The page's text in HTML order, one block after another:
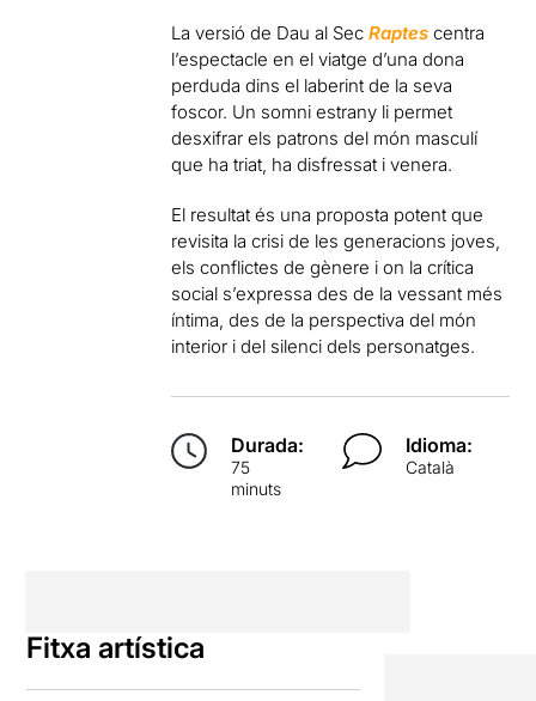
La versió de Dau al SecRaptes centra
l’espectacle en el viatge d’una dona
perduda dins el laberint de la seva
foscor. Un somni estrany li permet
desxifrar els patrons del món masculí
que ha triat, ha disfressat i venera.
El resultat és una proposta potent que
revisita la crisi de les generacions joves,
els conflictes de gènere i on la crítica
social s’expressa des de la vessant més
íntima, des de la perspectiva del món
interior i del silenci dels personatges.
Durada:
75
minuts
Idioma:
Català
Fitxa artística